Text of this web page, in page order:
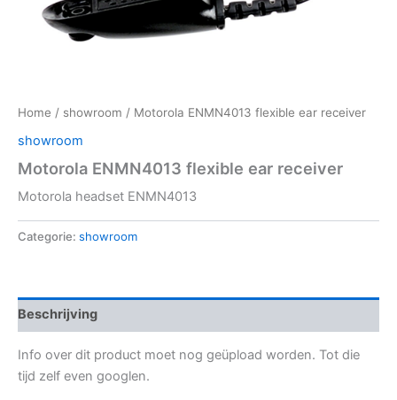
Home / showroom / Motorola ENMN4013 flexible ear receiver
showroom
Motorola ENMN4013 flexible ear receiver
Motorola headset ENMN4013
Categorie: showroom
Beschrijving
Info over dit product moet nog geüpload worden. Tot die
tijd zelf even googlen.